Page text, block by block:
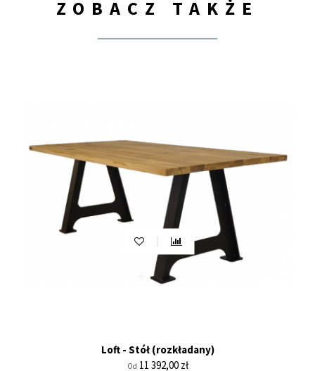
ZOBACZ TAKŻE
Loft - Stół (rozkładany)
Od Cena
11 392,00 zł